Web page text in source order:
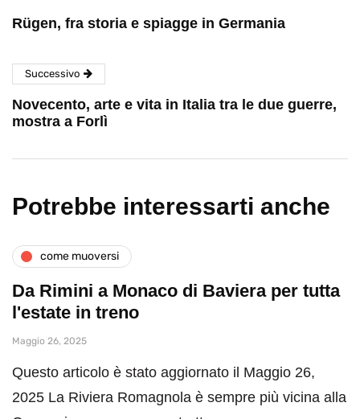
Rügen, fra storia e spiagge in Germania
Successivo
Novecento, arte e vita in Italia tra le due guerre,
mostra a Forlì
Potrebbe interessarti anche
come muoversi
Da Rimini a Monaco di Baviera per tutta
l'estate in treno
Maggio 26, 2025
Questo articolo è stato aggiornato il Maggio 26,
2025 La Riviera Romagnola è sempre più vicina alla